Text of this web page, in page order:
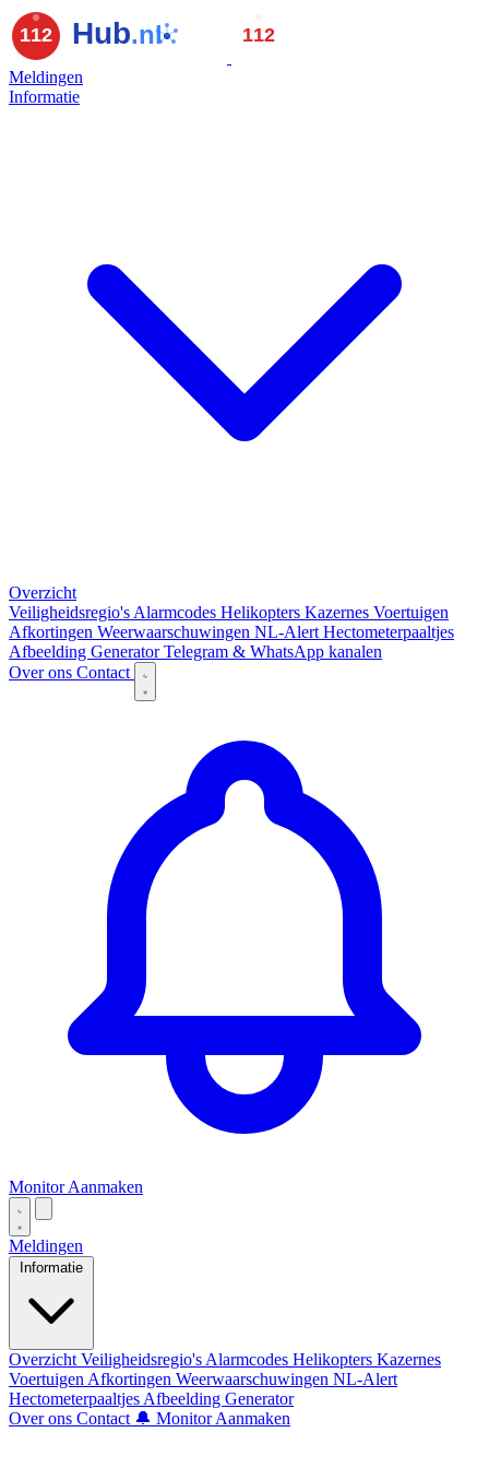
Meldingen
Informatie
Overzicht
Veiligheidsregio's Alarmcodes Helikopters Kazernes Voertuigen
Afkortingen Weerwaarschuwingen NL-Alert Hectometerpaaltjes
Afbeelding GeneratorTelegram & WhatsApp kanalen
Over ons Contact
Monitor Aanmaken
Meldingen
Informatie
Overzicht Veiligheidsregio's Alarmcodes Helikopters Kazernes
Voertuigen Afkortingen Weerwaarschuwingen NL-Alert
Hectometerpaaltjes Afbeelding Generator
Over ons Contact 🔔 Monitor Aanmaken